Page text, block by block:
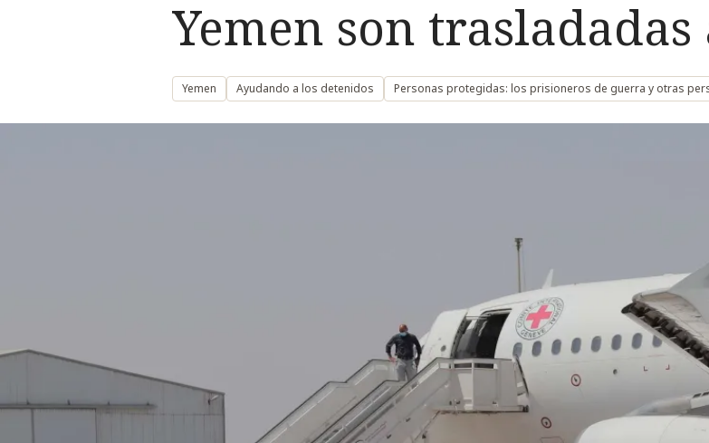
Yemen son
Yemen Ayudando a los detenidos Personas protegidas: los prisioneros de guerra y otras